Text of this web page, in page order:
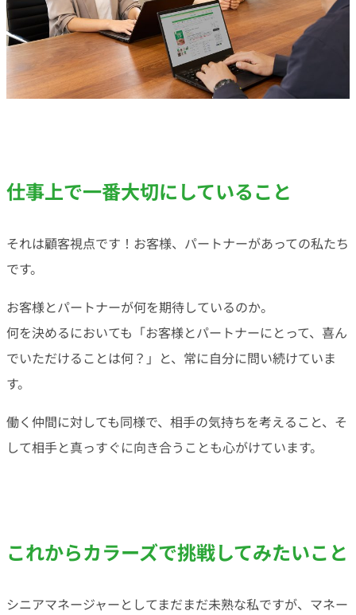
仕事上で一番大切にしていること
それは顧客視点です！お客様、パートナーがあっての私たち
です。
お客様とパートナーが何を期待しているのか。
何を決めるにおいても「お客様とパートナーにとって、喜ん
でいただけることは何？」と、常に自分に問い続けていま
す。
働く仲間に対しても同様で、相手の気持ちを考えること、そ
して相手と真っすぐに向き合うことも心がけています。
これからカラーズで挑戦してみたいこと
シニアマネージャーとしてまだまだ未熟な私ですが、マネー